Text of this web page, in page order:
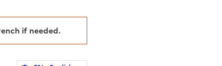
if needed.